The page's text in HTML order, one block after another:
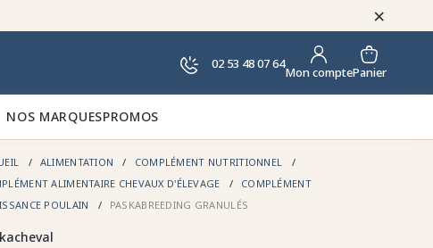
×
02 53 48 07 64
Mon comptePanier
NOS MARQUESPROMOS
ALIMENTATION
COMPLÉMENT NUTRITIONNEL
ALIMENTAIRE CHEVAUX D'ÉLEVAGE
COMPLÉMENT
POULAIN
PASKABREEDING GRANULÉS